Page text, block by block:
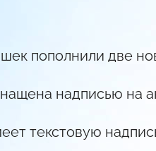
пополнили две
надписью на
текстовую